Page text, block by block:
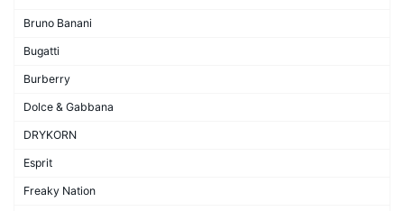
Bruno Banani
Bugatti
Burberry
Dolce & Gabbana
DRYKORN
Esprit
Freaky Nation